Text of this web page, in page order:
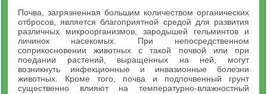
Почва, загрязненная большим количеством органических
отбросов, является благоприятной средой для развития
различных микроорганизмов, зародышей гельминтов и
личинок насекомых. При непосредственном
соприкосновении животных с такой почвой или при
поедании растений, выращенных на ней, могут
возникнуть инфекционные и инвазионные болезни
животных. Кроме того, почва и подпочвенный грунт
существенно влияют на температурно-влажностный